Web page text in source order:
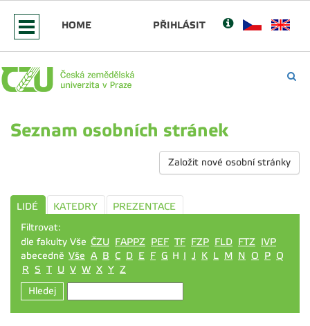
HOME PŘIHLÁSIT
Seznam osobních stránek
Založit nové osobní stránky
LIDÉ KATEDRY
PREZENTACE
Filtrovat:
dle fakulty Vše ČZU FAPPZ PEF TF FZP FLD FTZ IVP
abecedně Vše A B C D E F G H I J K L M N O P Q
R S T U V W X Y Z
Hledej